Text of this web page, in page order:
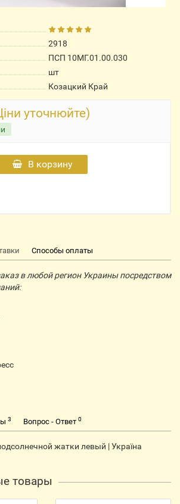
2918
ПСП 10МГ.01.00.030
шт
Козацкий Край
уточнюйте)
В корзину
Способы оплаты
в любой регион Украины посредством
3 Вопрос - Ответ 0
жатки левый | Україна
товары